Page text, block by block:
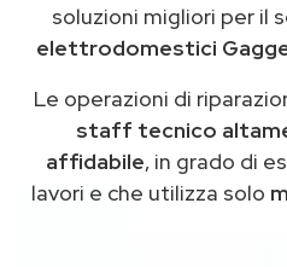
soluzioni migliori per il
elettrodomestici
Le operazioni di
staff tecnico
affidabile, in grado di
lavori e che utilizza solo